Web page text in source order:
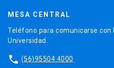
MESA CENTRAL
Teléfono para comunicarse con
Universidad.
phone (56)95504 4000